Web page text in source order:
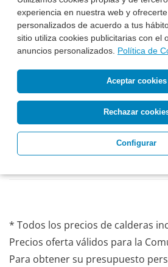
experiencia en nuestra web y
personalizados de acuerdo a tus
sitio utiliza cookies publicitarias con el
anuncios personalizados. Política de
Aceptar cookies
Rechazar
Configurar
EuroAir sus instaladores Daikin de
Ver Información Completa
1.995 €*
Instalación básicae IVA
Pide Presupuesto Llámanos
* Todos los precios de calderas
Precios oferta válidos para la
Para obtener su presupuesto